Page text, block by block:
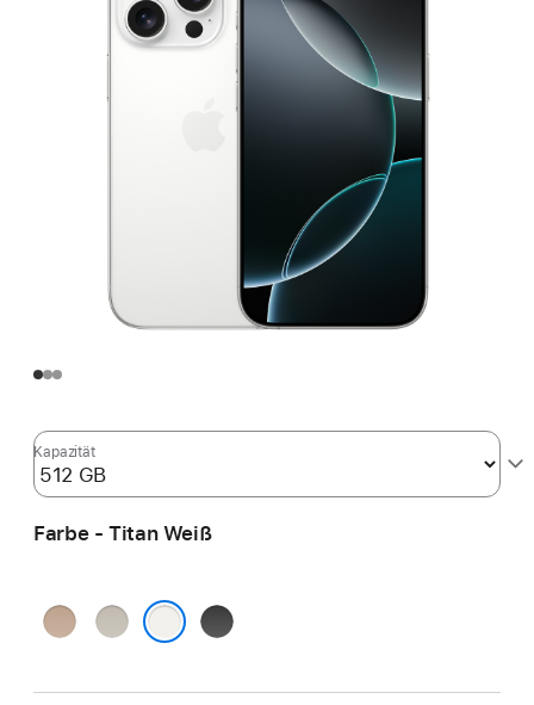
Kapazität
Farbe - Titan Weiß
Titan
Wüstensand
Titan Natur Titan Schwarz